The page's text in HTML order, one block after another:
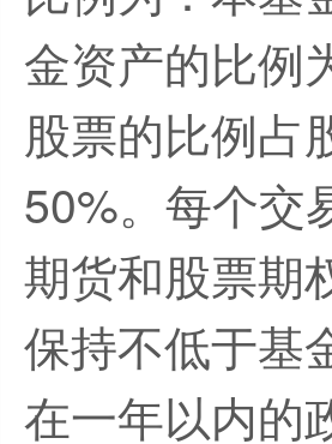
金资产的比例
股票的比例占
50%。每个交
期货和股票期
保持不低于基
在一年以内的